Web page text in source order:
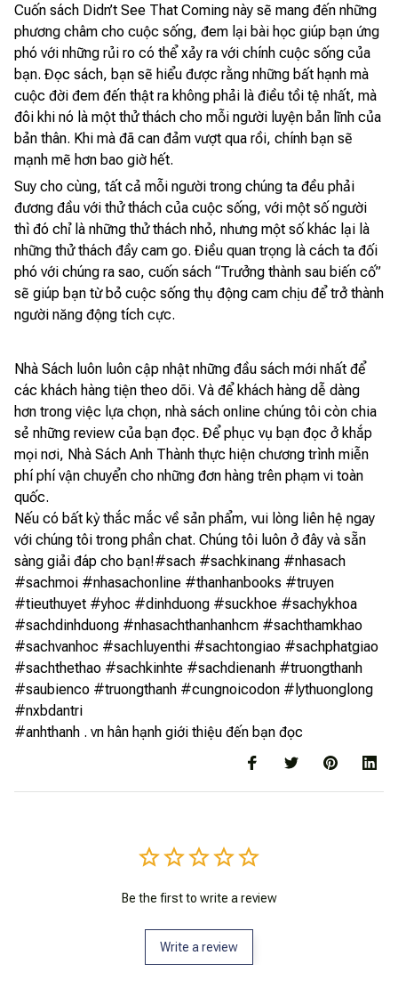
Cuốn sách Didn’t See That Coming này sẽ mang đến những
phương châm cho cuộc sống, đem lại bài học giúp bạn ứng
phó với những rủi ro có thể xảy ra với chính cuộc sống của
bạn. Đọc sách, bạn sẽ hiểu được rằng những bất hạnh mà
cuộc đời đem đến thật ra không phải là điều tồi tệ nhất, mà
đôi khi nó là một thử thách cho mỗi người luyện bản lĩnh của
bản thân. Khi mà đã can đảm vượt qua rồi, chính bạn sẽ
mạnh mẽ hơn bao giờ hết.
Suy cho cùng, tất cả mỗi người trong chúng ta đều phải
đương đầu với thử thách của cuộc sống, với một số người
thì đó chỉ là những thử thách nhỏ, nhưng một số khác lại là
những thử thách đầy cam go. Điều quan trọng là cách ta đối
phó với chúng ra sao, cuốn sách “Trưởng thành sau biến cố”
sẽ giúp bạn từ bỏ cuộc sống thụ động cam chịu để trở thành
người năng động tích cực.
Nhà Sách luôn luôn cập nhật những đầu sách mới nhất để
các khách hàng tiện theo dõi. Và để khách hàng dễ dàng
hơn trong việc lựa chọn, nhà sách online chúng tôi còn chia
sẻ những review của bạn đọc. Để phục vụ bạn đọc ở khắp
mọi nơi, Nhà Sách Anh Thành thực hiện chương trình miễn
phí phí vận chuyển cho những đơn hàng trên phạm vi toàn
quốc.
Nếu có bất kỳ thắc mắc về sản phẩm, vui lòng liên hệ ngay
với chúng tôi trong phần chat. Chúng tôi luôn ở đây và sẵn
sàng giải đáp cho bạn!#sach #sachkinang #nhasach
#sachmoi #nhasachonline #thanhanbooks #truyen
#tieuthuyet #yhoc #dinhduong #suckhoe #sachykhoa
#sachdinhduong #nhasachthanhanhcm #sachthamkhao
#sachvanhoc #sachluyenthi #sachtongiao #sachphatgiao
#sachthethao #sachkinhte #sachdienanh #truongthanh
#saubienco #truongthanh #cungnoicodon #lythuonglong
#nxbdantri
#anhthanh . vn hân hạnh giới thiệu đến bạn đọc
Be the first to write a review
Write a review